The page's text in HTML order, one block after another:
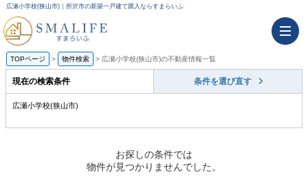
広瀬小学校(狭山市)｜所沢市の新築一戸建て購入ならすまらいふ
TOPページ 物件検索 広瀬小学校(狭山市)の不動産情報一覧
現在の検索条件 条件を選び直す
広瀬小学校(狭山市)
お探しの条件では
物件が見つかりませんでした。